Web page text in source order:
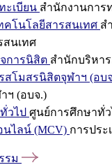
ะเบียน สำนักงานการ
คโนโลยีสารสนเทศ ส
สนเทศ
การนิสิต สำนักบริหา
สโมสรนิสิตจุฬาฯ (อบ
ฯ (อบจ.)
วไป ศูนย์การศึกษาทั่ว
นไลน์ (MCV) การประ
รม